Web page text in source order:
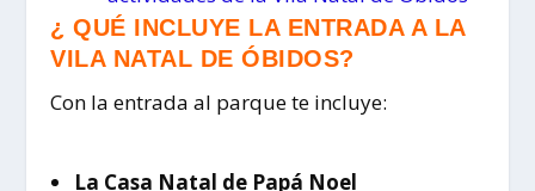
¿ QUÉ INCLUYE LA ENTRADA A LA
VILA NATAL DE ÓBIDOS?
Con la entrada al parque te incluye:
La Casa Natal de Papá Noel